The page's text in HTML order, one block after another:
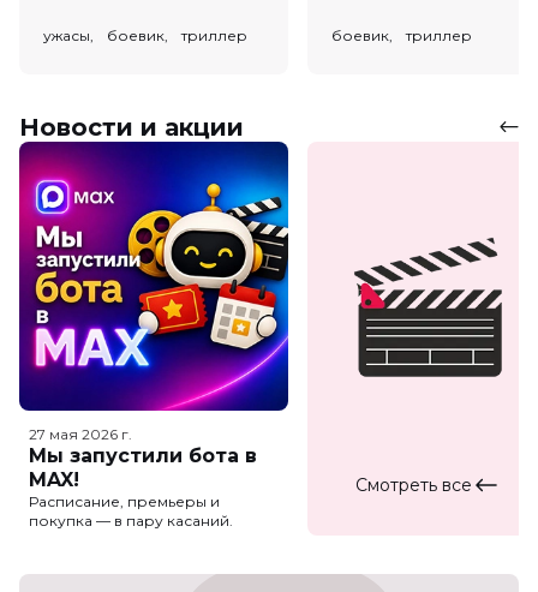
ужасы, боевик, триллер боевик, триллер
Новости и акции
27 мая 2026 г.
Мы запустили бота в
MAX!
Расписание, премьеры и
покупка — в пару касаний.
Смотреть все